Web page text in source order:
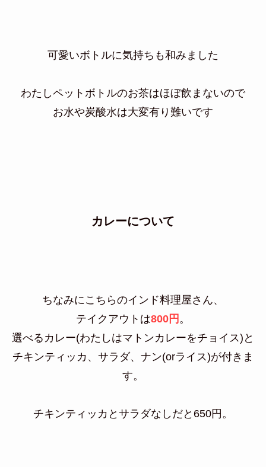
可愛いボトルに気持ちも和みました
わたしペットボトルのお茶はほぼ飲まないので
お水や炭酸水は大変有り難いです
カレーについて
ちなみにこちらのインド料理屋さん、
テイクアウトは800円 。
選べるカレー(わたしはマトンカレーをチョイス)と
チキンティッカ、サラダ、ナン(orライス)が付きま
す。
チキンティッカとサラダなしだと650円。